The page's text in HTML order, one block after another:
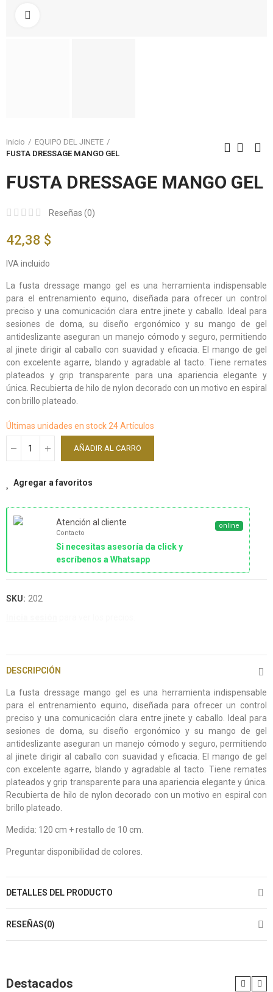
Inicio
EQUIPO DEL JINETE
FUSTA DRESSAGE MANGO GEL
FUSTA DRESSAGE MANGO GEL
Reseñas (0)
42,38 $
IVA incluido
La fusta dressage mango gel es una herramienta indispensable
para el entrenamiento equino, diseñada para ofrecer un control
preciso y una comunicación clara entre jinete y caballo. Ideal para
sesiones de doma, su diseño ergonómico y su mango de gel
antideslizante aseguran un manejo cómodo y seguro, permitiendo
al jinete dirigir al caballo con suavidad y eficacia. El mango de gel
con excelente agarre, blando y agradable al tacto. Tiene remates
plateados y grip transparente para una apariencia elegante y
única. Recubierta de hilo de nylon decorado con un motivo en espiral
con brillo plateado.
Últimas unidades en stock 24 Artículos
AÑADIR AL CARRO
Agregar a favoritos
Atención al cliente
Contacto
Si necesitas asesoría da click y
escríbenos a Whatsapp
online
SKU: 202
DESCRIPCIÓN
La fusta dressage mango gel es una herramienta indispensable
para el entrenamiento equino, diseñada para ofrecer un control
preciso y una comunicación clara entre jinete y caballo. Ideal para
sesiones de doma, su diseño ergonómico y su mango de gel
antideslizante aseguran un manejo cómodo y seguro, permitiendo
al jinete dirigir al caballo con suavidad y eficacia. El mango de gel
con excelente agarre, blando y agradable al tacto. Tiene remates
plateados y grip transparente para una apariencia elegante y única.
Recubierta de hilo de nylon decorado con un motivo en espiral con
brillo plateado.
Medida: 120 cm + restallo de 10 cm.
Preguntar disponibilidad de colores.
DETALLES DEL PRODUCTO
RESEÑAS(0)
Destacados